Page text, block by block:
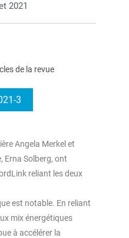
2021
de la revue
3
Angela Merkel et
Erna Solberg, ont
reliant les deux
est notable. En reliant
mix énergétiques
à accélérer la